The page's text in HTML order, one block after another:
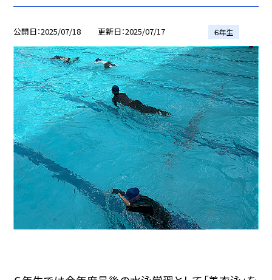
公開日 2025/07/18 更新日 2025/07/17 ６年生